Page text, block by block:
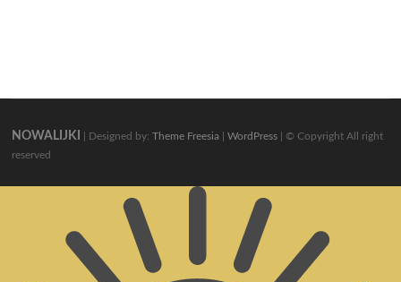
NOWALIJKI | Designed by:Theme Freesia |WordPress | © Copyright All right
reserved